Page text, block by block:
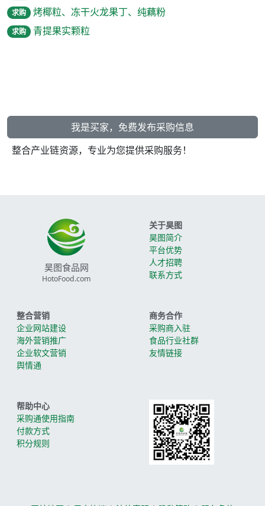
求购 烤椰粒、冻干火龙果丁、纯藕粉
求购 青提果实颗粒
我是买家，免费发布采购信息
整合产业链资源，专业为您提供采购服务！
昊图食品网
HotoFood.com
关于昊图
昊图简介
平台优势
人才招聘
联系方式
整合营销
企业网站建设
海外营销推广
企业软文营销
舆情通
商务合作
采购商入驻
食品行业社群
友情链接
帮助中心
采购通使用指南
付款方式
积分规则